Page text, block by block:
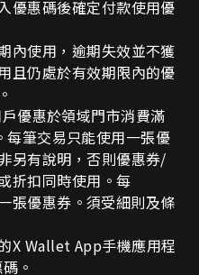
優惠碼後確定付款使用優
內使用，逾期失效並不獲
且仍處於有效期限內的優
優惠於領域門市消費滿
每筆交易只能使用一張優
另有說明，否則優惠券/
折扣同時使用。每
張優惠券。須受細則及條
X Wallet App手機應用程
。